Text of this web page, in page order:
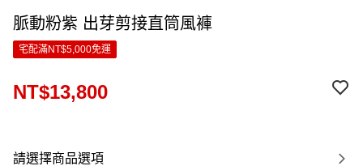
脈動粉紫 出芽剪接直筒風褲
宅配滿NT$5,000免運
NT$13,800
請選擇商品選項